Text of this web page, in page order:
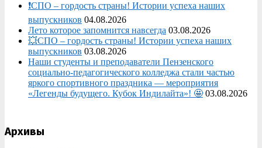
❗СПО – гордость страны! Истории успеха наших
выпускников 04.08.2026
Лето которое запомнится навсегда 03.08.2026
💥СПО – гордость страны! Истории успеха наших
выпускников 03.08.2026
Наши студенты и преподаватели Пензенского
социально‑педагогического колледжа стали частью
яркого спортивного праздника — мероприятия
«Легенды будущего. Кубок Индилайта»! 🤩 03.08.2026
Архивы